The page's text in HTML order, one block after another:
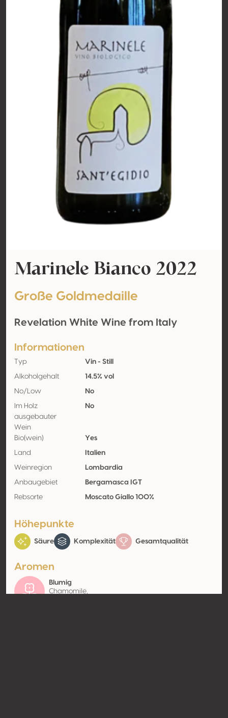
Marinele Bianco 2022
Große Goldmedaille
Revelation White Wine from Italy
Informationen
Typ Vin - Still
Alkoholgehalt 14.5% vol
No/Low No
Im Holz
ausgebauter
Wein
No
Bio(wein) Yes
Land Italien
Weinregion Lombardia
Anbaugebiet Bergamasca IGT
Rebsorte Moscato Giallo 100%
Höhepunkte
Säure Komplexität Gesamtqualität
Aromen
Blumig
Chamomile,